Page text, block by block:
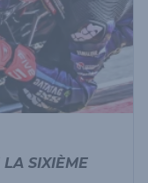
LA SIXIÈME